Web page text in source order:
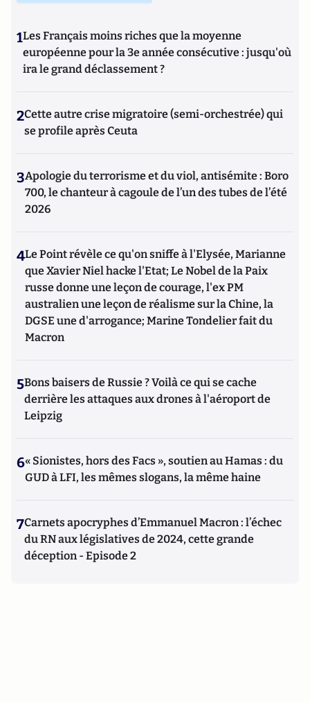
1Les Français moins riches que la moyenne
européenne pour la 3e année consécutive : jusqu'où
ira le grand déclassement ?
2Cette autre crise migratoire (semi-orchestrée) qui
se profile après Ceuta
3Apologie du terrorisme et du viol, antisémite : Boro
700, le chanteur à cagoule de l’un des tubes de l’été
2026
4Le Point révèle ce qu'on sniffe à l'Elysée, Marianne
que Xavier Niel hacke l'Etat; Le Nobel de la Paix
russe donne une leçon de courage, l'ex PM
australien une leçon de réalisme sur la Chine, la
DGSE une d'arrogance; Marine Tondelier fait du
Macron
5Bons baisers de Russie ? Voilà ce qui se cache
derrière les attaques aux drones à l'aéroport de
Leipzig
6« Sionistes, hors des Facs », soutien au Hamas : du
GUD à LFI, les mêmes slogans, la même haine
7Carnets apocryphes d’Emmanuel Macron : l’échec
du RN aux législatives de 2024, cette grande
déception - Episode 2